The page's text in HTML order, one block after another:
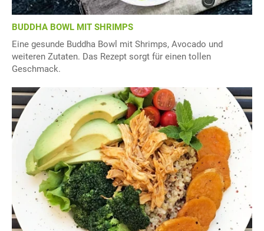
BUDDHA BOWL MIT SHRIMPS
Eine gesunde Buddha Bowl mit Shrimps, Avocado und
weiteren Zutaten. Das Rezept sorgt für einen tollen
Geschmack.